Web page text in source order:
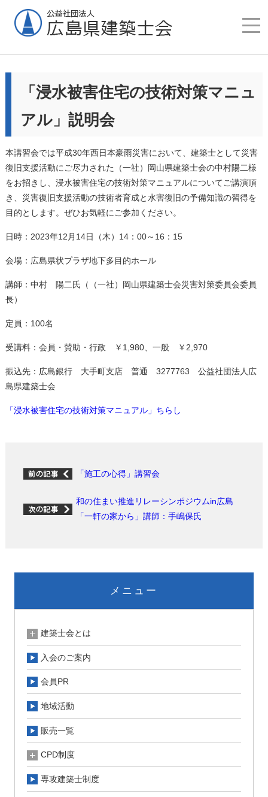
「浸水被害住宅の技術対策マニュ
アル」説明会
本講習会では平成30年西日本豪雨災害において、建築士として災害
復旧支援活動にご尽力された（一社）岡山県建築士会の中村陽二様
をお招きし、浸水被害住宅の技術対策マニュアルについてご講演頂
き、災害復旧支援活動の技術者育成と水害復旧の予備知識の習得を
目的とします。ぜひお気軽にご参加ください。
日時：2023年12月14日（木）14：00～16：15
会場：広島県状プラザ地下多目的ホール
講師：中村 陽二氏（（一社）岡山県建築士会災害対策委員会委員
長）
定員：100名
受講料：会員・賛助・行政 ￥1,980、一般 ￥2,970
振込先：広島銀行 大手町支店 普通 3277763 公益社団法人広
島県建築士会
「浸水被害住宅の技術対策マニュアル」ちらし
「施工の心得」講習会
和の住まい推進リレーシンポジウムin広島
「一軒の家から」講師：手嶋保氏
メニュー
建築士会とは
入会のご案内
会員PR
地域活動
販売一覧
CPD制度
専攻建築士制度